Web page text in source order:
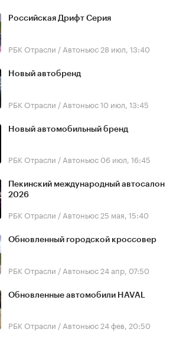
Российская Дрифт Серия
РБК Отрасли / Автоньюс 28 июл, 13:40
Новый автобренд
РБК Отрасли / Автоньюс10 июл, 13:45
Новый автомобильный бренд
РБК Отрасли / Автоньюс 06 июл, 16:45
Пекинский международный автосалон
2026
РБК Отрасли / Автоньюс 25 мая, 15:40
Обновленный городской кроссовер
РБК Отрасли / Автоньюс 24 апр, 07:50
Обновленные автомобили HAVAL
РБК Отрасли / Автоньюс 24 фев, 20:50